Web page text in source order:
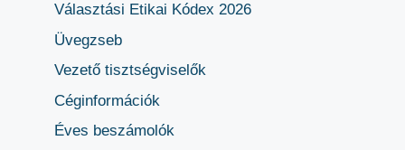
Választási Etikai Kódex 2026
Üvegzseb
Vezető tisztségviselők
Céginformációk
Éves beszámolók